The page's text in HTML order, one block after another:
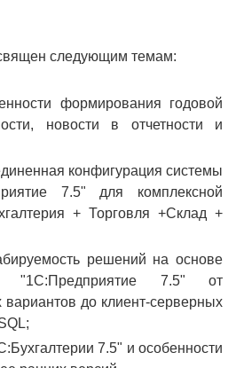
следующим темам:
формирования годовой
новости в отчетности и
конфигурация системы
7.5" для комплексной
+ Торговля +Склад +
решений на основе
"1С:Предприятие 7.5" от
вариантов до клиент-серверных
7.5" и особенности